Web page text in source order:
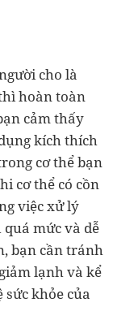
cho là
hoàn toàn
cảm thấy
kích thích
cơ thể bạn
cơ thể có cồn
việc xử lý
mức và dễ
bạn cần tránh
lạnh và kể
khỏe của